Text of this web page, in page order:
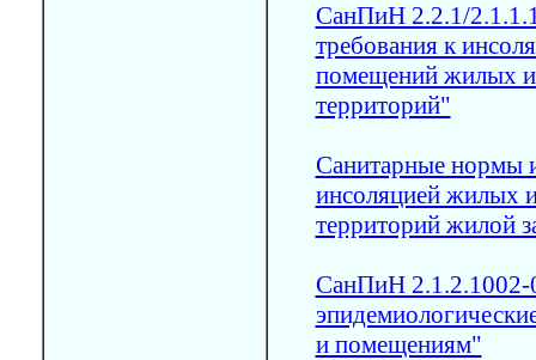
СанПиН 2.2.1/
требования к
помещений жилых
территорий"
Санитарные нормы
инсоляцией жилых
территорий жилой
СанПиН 2.1.2.1002-
и помещениям"